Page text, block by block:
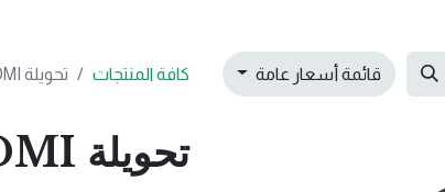
قائمة أسعار عامة كافة المنتجات تحويلة DP TO HDMI
تحويلة DP TO HDMI